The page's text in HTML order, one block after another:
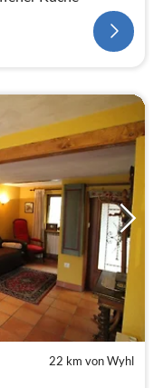
22 km von Wyhl